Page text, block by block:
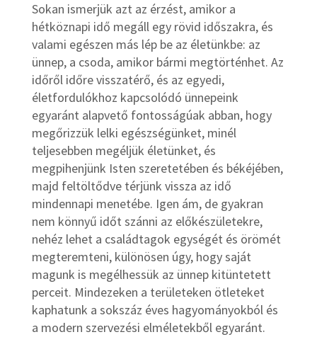
Sokan ismerjük azt az érzést, amikor a
hétköznapi idő megáll egy rövid időszakra, és
valami egészen más lép be az életünkbe: az
ünnep, a csoda, amikor bármi megtörténhet. Az
időről időre visszatérő, és az egyedi,
életfordulókhoz kapcsolódó ünnepeink
egyaránt alapvető fontosságúak abban, hogy
megőrizzük lelki egészségünket, minél
teljesebben megéljük életünket, és
megpihenjünk Isten szeretetében és békéjében,
majd feltöltődve térjünk vissza az idő
mindennapi menetébe. Igen ám, de gyakran
nem könnyű időt szánni az előkészületekre,
nehéz lehet a családtagok egységét és örömét
megteremteni, különösen úgy, hogy saját
magunk is megélhessük az ünnep kitüntetett
perceit. Mindezeken a területeken ötleteket
kaphatunk a sokszáz éves hagyományokból és
a modern szervezési elméletekből egyaránt.